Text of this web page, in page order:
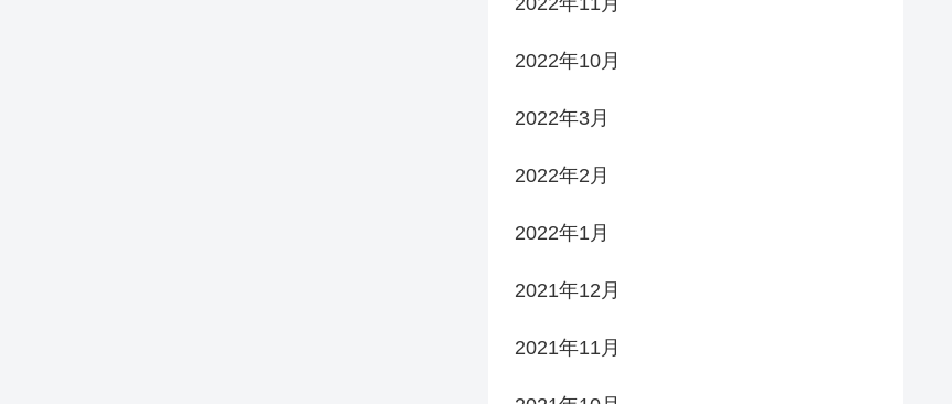
2022年10月
2022年3月
2022年2月
2022年1月
2021年12月
2021年11月